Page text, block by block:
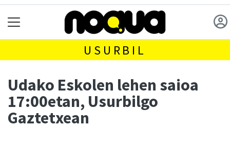
USURBIL
Udako Eskolen lehen saioa
17:00etan, Usurbilgo
Gaztetxean